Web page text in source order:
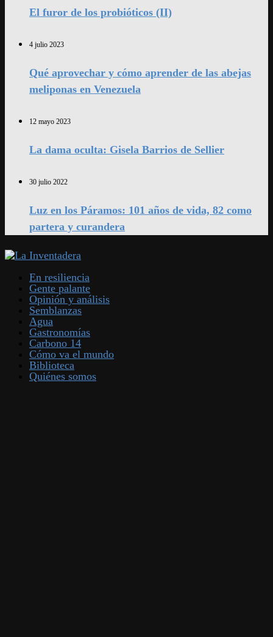
El furor de los probióticos (II)
4 julio 2023
Qué aprovechar y cómo aprender de las abejas
meliponas en Venezuela
12 mayo 2023
La dama oculta: Gisela Barrios de Sellier
30 julio 2022
Luz en los Páramos: 101 años de vida, 82 como
partera y curandera
En resiliencia
Gente palante
Opinión y análisis
Semblanzas
Agua
Gastronomías
Carbono 14
Cómo va el mundo
Biblioteca
Quiénes somos